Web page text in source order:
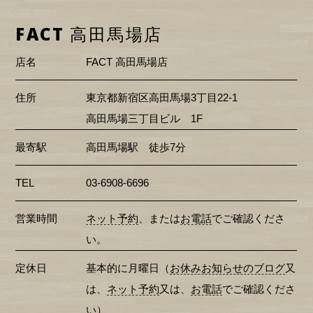
FACT 高田馬場店
店名 FACT 高田馬場店
住所
東京都新宿区高田馬場3丁目22-1
高田馬場三丁目ビル 1F
最寄駅 高田馬場駅 徒歩7分
TEL 03-6908-6696
営業時間 ネット予約 、またはお電話でご確認くださ
い。
定休日 基本的に月曜日（お休みお知らせのブログ又
は、 ネット予約又は、 お電話でご確認くださ
い）